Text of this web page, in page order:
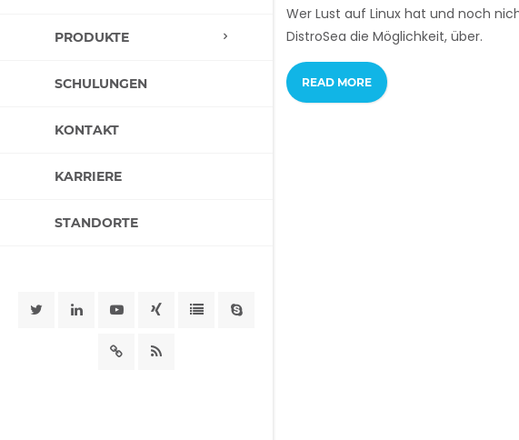
PRODUKTE
SCHULUNGEN
KONTAKT
KARRIERE
STANDORTE
Wer Lust auf Linux hat und noch
DistroSea die Möglichkeit, über.
READ MORE